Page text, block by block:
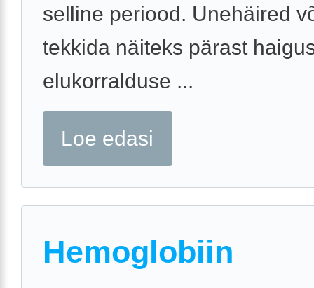
selline periood. Unehäired
tekkida näiteks pärast
elukorralduse ...
Loe edasi
Hemoglobiin